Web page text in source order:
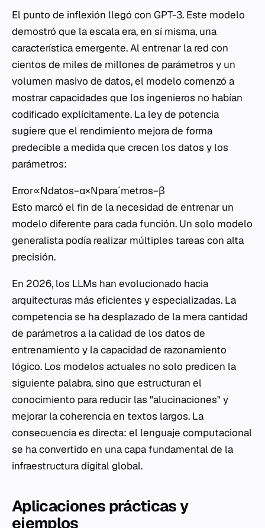
El punto de inflexión llegó con GPT-3. Este modelo
demostró que la escala era, en sí misma, una
característica emergente. Al entrenar la red con
cientos de miles de millones de parámetros y un
volumen masivo de datos, el modelo comenzó a
mostrar capacidades que los ingenieros no habían
codificado explícitamente. La ley de potencia
sugiere que el rendimiento mejora de forma
predecible a medida que crecen los datos y los
parámetros:
Error∝Ndatos−α​×Nparaˊmetros−β​
Esto marcó el fin de la necesidad de entrenar un
modelo diferente para cada función. Un solo modelo
generalista podía realizar múltiples tareas con alta
precisión.
En 2026, los LLMs han evolucionado hacia
arquitecturas más eficientes y especializadas. La
competencia se ha desplazado de la mera cantidad
de parámetros a la calidad de los datos de
entrenamiento y la capacidad de razonamiento
lógico. Los modelos actuales no solo predicen la
siguiente palabra, sino que estructuran el
conocimiento para reducir las "alucinaciones" y
mejorar la coherencia en textos largos. La
consecuencia es directa: el lenguaje computacional
se ha convertido en una capa fundamental de la
infraestructura digital global.
Aplicaciones prácticas y
ejemplos